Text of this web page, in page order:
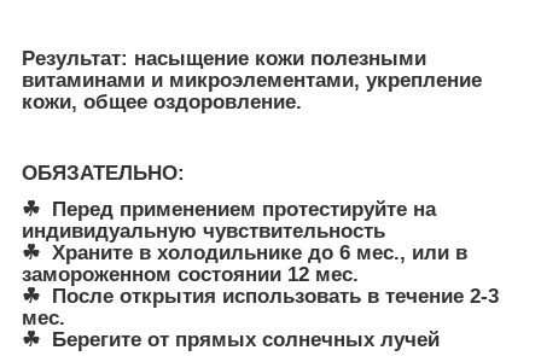
Результат: насыщение кожи полезными
витаминами и микроэлементами, укрепление
кожи, общее оздоровление.
ОБЯЗАТЕЛЬНО:
☘ Перед применением протестируйте на
индивидуальную чувствительность
☘ Храните в холодильнике до 6 мес., или в
замороженном состоянии 12 мес.
☘ После открытия использовать в течение 2-3
мес.
☘ Берегите от прямых солнечных лучей